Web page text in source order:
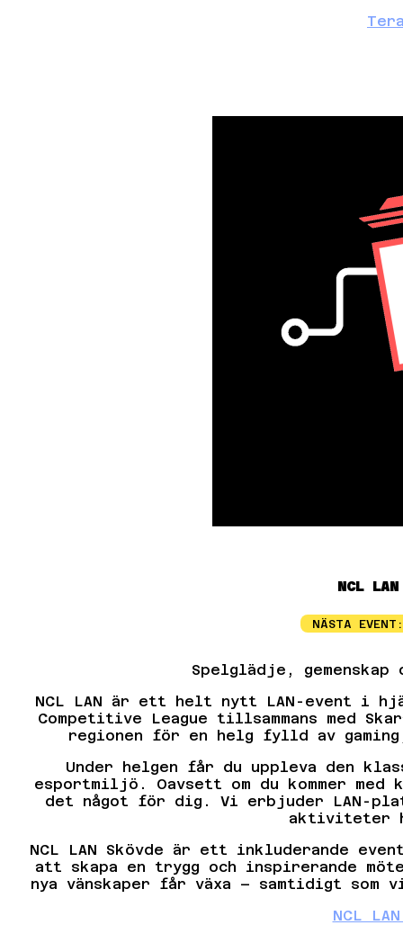
NCL
NÄSTA EVENT:
Spelglädje,
NCL LAN är ett helt nytt LAN-event i
Competitive League tillsammans med
regionen för en helg fylld av gaming,
Under helgen får du uppleva den
esportmiljö. Oavsett om du kommer
det något för dig. Vi erbjuder LAN-
aktiviteter
NCL LAN Skövde är ett inkluderande
att skapa en trygg och inspirerande
nya vänskaper får växa – samtidigt
NCL